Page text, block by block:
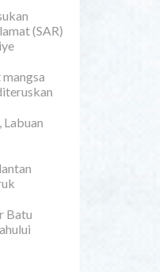
(SAR)
Labuan
Batu